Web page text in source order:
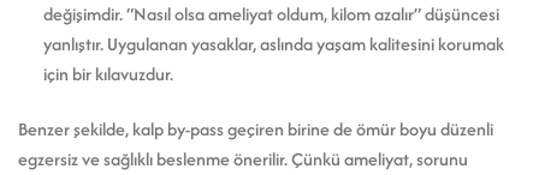
değişimdir. “Nasıl olsa ameliyat oldum, kilom azalır” düşüncesi
yanlıştır. Uygulanan yasaklar, aslında yaşam kalitesini korumak
için bir kılavuzdur.
Benzer şekilde, kalp by-pass geçiren birine de ömür boyu düzenli
egzersiz ve sağlıklı beslenme önerilir. Çünkü ameliyat, sorunu